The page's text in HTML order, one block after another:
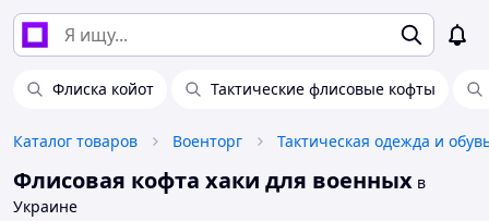
Флиска койот Тактические флисовые кофты
Каталог товаров Военторг Тактическая одежда и
Флисовая кофта хаки для военных в
Украине